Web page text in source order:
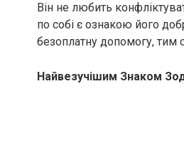
Він не любить
по собі є ознакою його
безоплатну допомогу,
Найвезучішим Знаком